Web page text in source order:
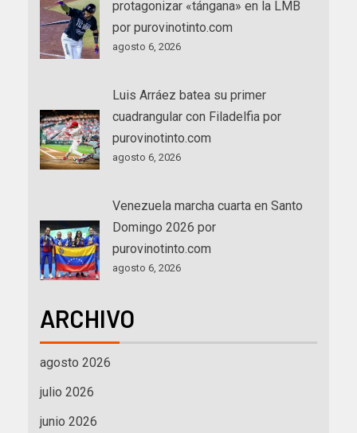
protagonizar «tángana» en la LMB
por purovinotinto.com
agosto 6, 2026
Luis Arráez batea su primer
cuadrangular con Filadelfia por
purovinotinto.com
agosto 6, 2026
Venezuela marcha cuarta en Santo
Domingo 2026 por
purovinotinto.com
agosto 6, 2026
ARCHIVO
agosto 2026
julio 2026
junio 2026